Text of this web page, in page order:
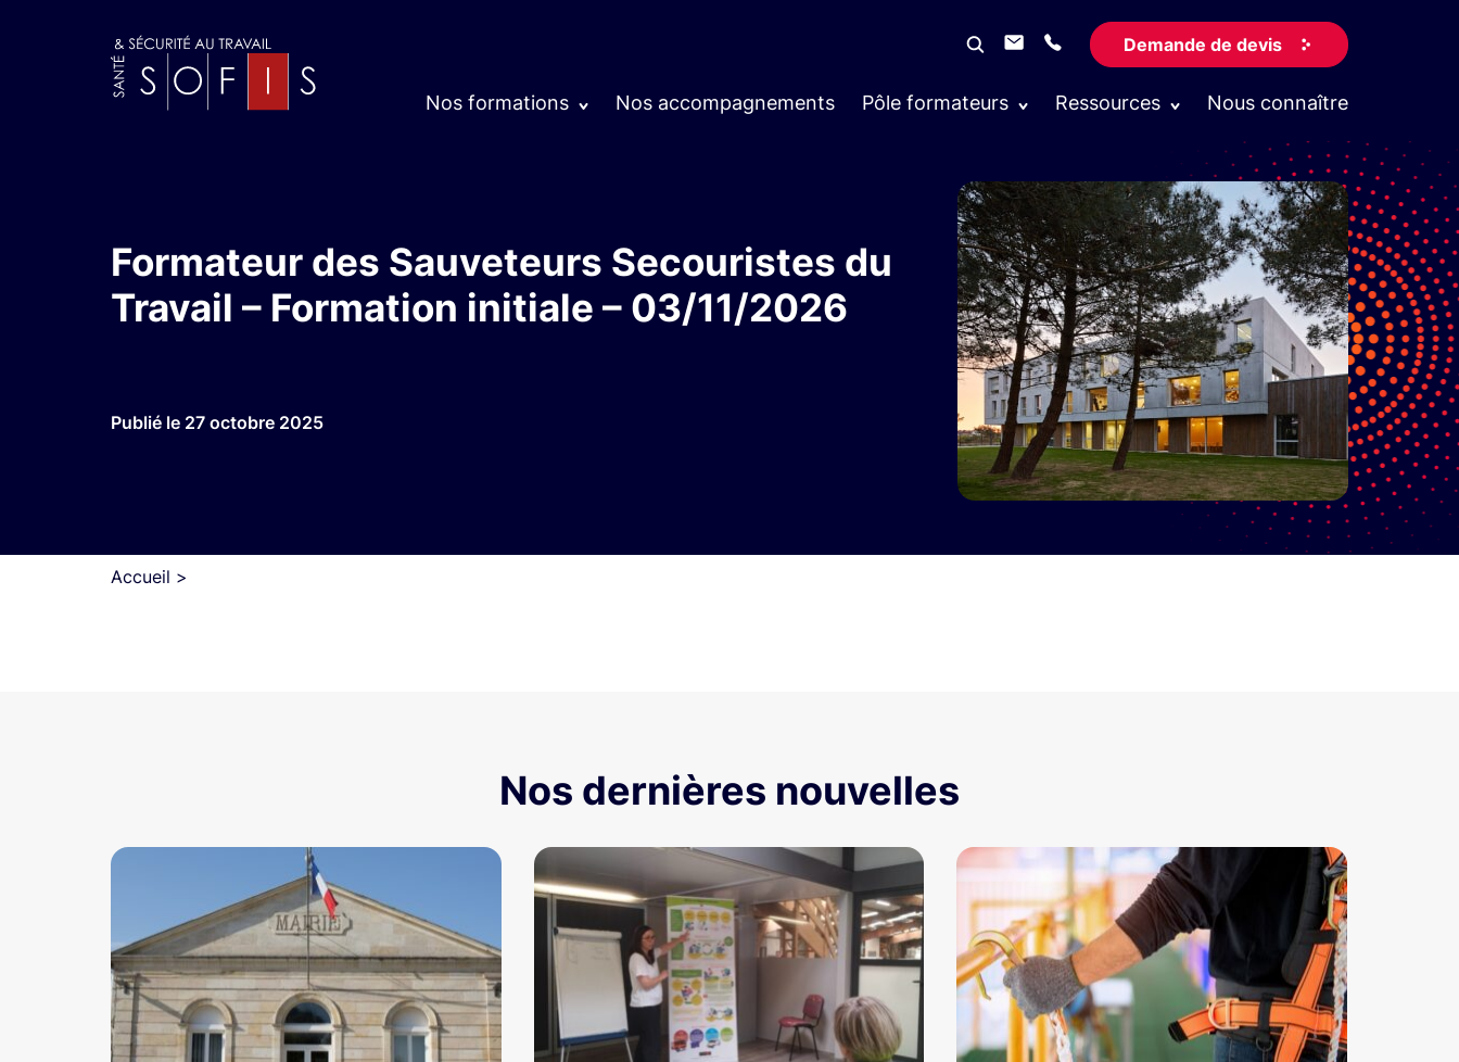
Demande de devis
Nos formations Nos accompagnements Pôle formateurs Nous connaître
Ressources
Formateur des Sauveteurs Secouristes du
Travail – Formation initiale – 03/11/2026
Publié le 27 octobre 2025
Accueil >
Nos dernières nouvelles